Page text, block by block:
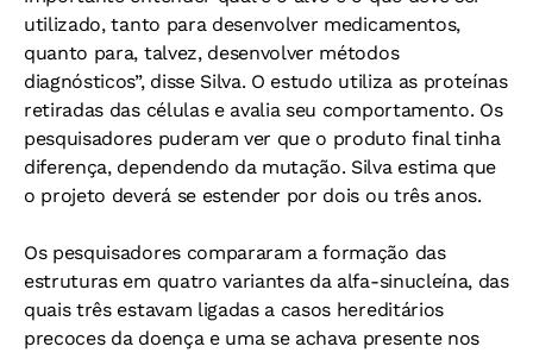
utilizado, tanto para desenvolver medicamentos,
quanto para, talvez, desenvolver métodos
diagnósticos”, disse Silva. O estudo utiliza as proteínas
retiradas das células e avalia seu comportamento. Os
pesquisadores puderam ver que o produto final tinha
diferença, dependendo da mutação. Silva estima que
o projeto deverá se estender por dois ou três anos.
Os pesquisadores compararam a formação das
estruturas em quatro variantes da alfa-sinucleína, das
quais três estavam ligadas a casos hereditários
precoces da doença e uma se achava presente nos